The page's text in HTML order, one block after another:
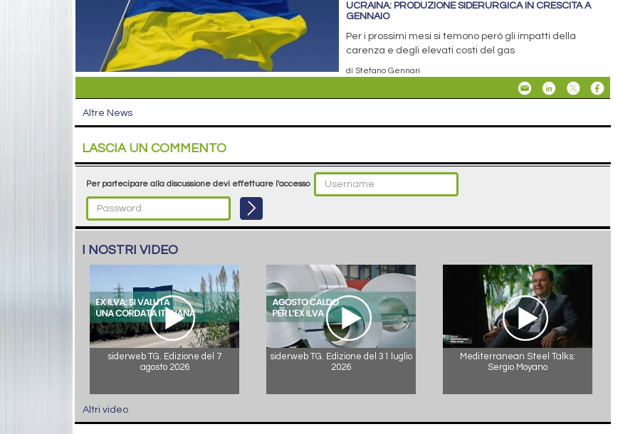
UCRAINA: PRODUZIONE SIDERURGICA IN CRESCITA A
GENNAIO
Per i prossimi mesi si temono però gli impatti della
carenza e degli elevati costi del gas
di Stefano Gennari
Altre News
LASCIA UN COMMENTO
Per partecipare alla discussione devi effettuare l'accesso
I NOSTRI VIDEO
siderweb TG. Edizione del 7
agosto 2026
siderweb TG. Edizione del 31 luglio
2026
Mediterranean Steel Talks:
Sergio Moyano
Altri video